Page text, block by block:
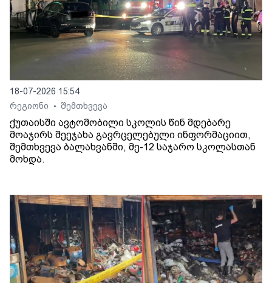
18-07-2026 15:54
რეგიონი
• შემთხვევა
ქუთაისში ავტომობილი სკოლის წინ მდებარე
მოაჯირს შეეჯახა გავრცელებული ინფორმაციით,
შემთხვევა ბალახვანში, მე-12 საჯარო სკოლასთან
მოხდა.